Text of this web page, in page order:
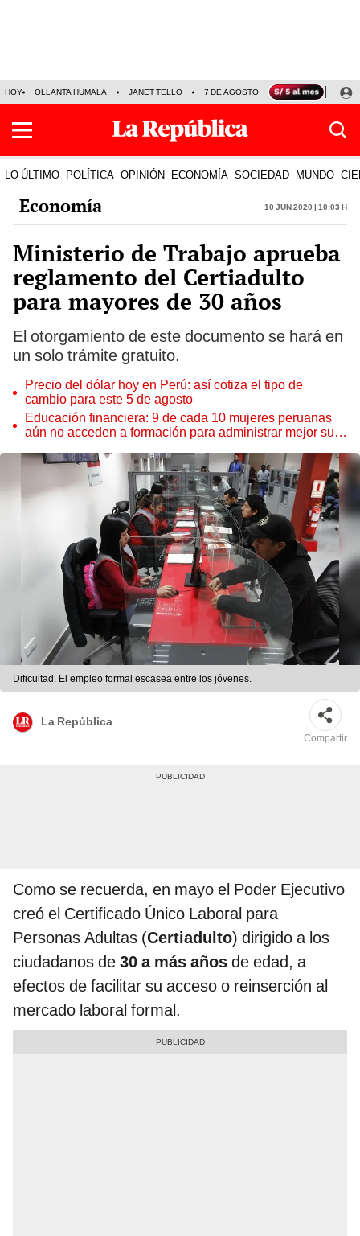
HOY OLLANTA HUMALA JANET TELLO 7 DE AGOSTO TINKA RESULTADOS
LO ÚLTIMO POLÍTICA OPINIÓN ECONOMÍA SOCIEDAD MUNDO
Economía 10 Jun 2020 | 10:03 h
Ministerio de Trabajo aprueba
reglamento del Certiadulto
para mayores de 30 años
El otorgamiento de este documento se hará en
un solo trámite gratuito.
Precio del dólar hoy en Perú: así cotiza el tipo de
cambio para este 5 de agosto
Educación financiera: 9 de cada 10 mujeres peruanas
aún no acceden a formación para administrar mejor su
Dificultad. El empleo formal escasea entre los jóvenes.
La República
Compartir
Como se recuerda, en mayo el Poder Ejecutivo
creó el Certificado Único Laboral para
Personas Adultas (Certiadulto) dirigido a los
ciudadanos de 30 a más años de edad, a
efectos de facilitar su acceso o reinserción al
mercado laboral formal.